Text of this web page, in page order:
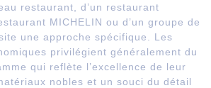
restaurant, d’un restaurant
MICHELIN ou d’un groupe de
une approche spécifique. Les
privilégient généralement du
qui reflète l’excellence de leur
nobles et un souci du détail